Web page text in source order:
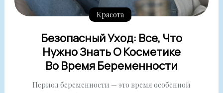
Красота
Безопасный Уход: Все, Что
Нужно Знать О Косметике
Во Время Беременности
Период беременности — это время особенной